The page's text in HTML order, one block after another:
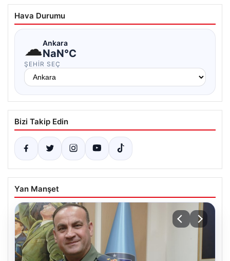
Hava Durumu
☁Ankara
NaN°C
ŞEHIR SEÇ
Bizi Takip Edin
Yan Manşet